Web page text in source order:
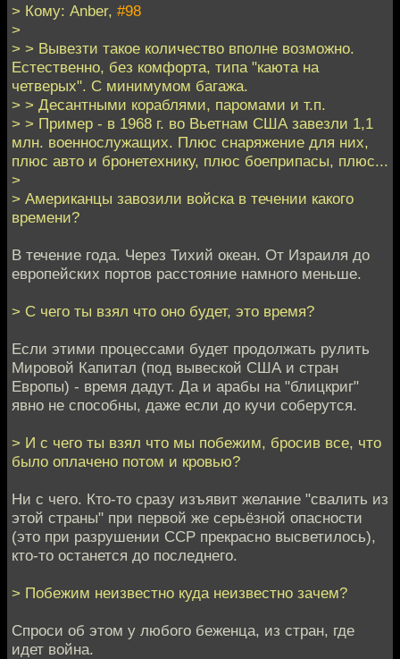
> Кому: Anber, #98
>
> > Вывезти такое количество вполне возможно.
Естественно, без комфорта, типа "каюта на
четверых". С минимумом багажа.
> > Десантными кораблями, паромами и т.п.
> > Пример - в 1968 г. во Вьетнам США завезли 1,1
млн. военнослужащих. Плюс снаряжение для них,
плюс авто и бронетехнику, плюс боеприпасы, плюс...
>
> Американцы завозили войска в течении какого
времени?
В течение года. Через Тихий океан. От Израиля до
европейских портов расстояние намного меньше.
> С чего ты взял что оно будет, это время?
Если этими процессами будет продолжать рулить
Мировой Капитал (под вывеской США и стран
Европы) - время дадут. Да и арабы на "блицкриг"
явно не способны, даже если до кучи соберутся.
> И с чего ты взял что мы побежим, бросив все, что
было оплачено потом и кровью?
Ни с чего. Кто-то сразу изъявит желание "свалить из
этой страны" при первой же серьёзной опасности
(это при разрушении ССР прекрасно высветилось),
кто-то останется до последнего.
> Побежим неизвестно куда неизвестно зачем?
Спроси об этом у любого беженца, из стран, где
идет война.